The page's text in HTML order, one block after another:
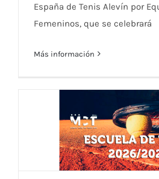
España de Tenis Alevín por
Femeninos, que se celebrará
Más información